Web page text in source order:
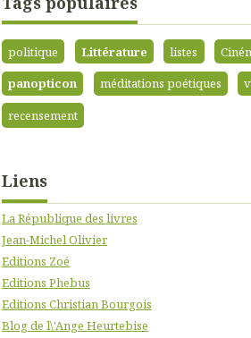
politique Littérature listes
panopticon
méditations poétiques
recensement
Liens
La République des livres
Jean-Michel Olivier
Editions Zoé
Editions Phebus
Editions Christian Bourgois
Blog de l\'Ange Heurtebise